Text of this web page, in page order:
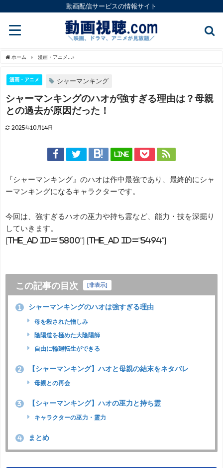
動画配信サービスの情報サイト
ホーム 漫画・アニメ
漫画・アニメ シャーマンキング
シャーマンキングのハオが強すぎる理由は？母親
との過去が原因だった！
2025年10月14日
LINE
『シャーマンキング』のハオは作中最強であり、最終的にシャ
ーマンキングになるキャラクターです。
今回は、強すぎるハオの巫力や持ち霊など、能力・技を深掘り
していきます。
[the_ad id="5800"] [the_ad id="5494"]
この記事の目次 [非表示]
1 シャーマンキングのハオは強すぎる理由
母を殺された憎しみ
陰陽道を極めた大陰陽師
自由に輪廻転生ができる
2 【シャーマンキング】ハオと母親の結末をネタバレ
母親との再会
3 【シャーマンキング】ハオの巫力と持ち霊
キャラクターの巫力・霊力
4 まとめ